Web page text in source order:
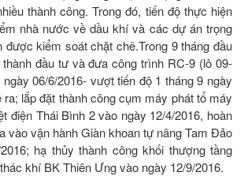
thành công. Trong đó, tiến độ thực hiện
nhà nước về dầu khí và các dự án trọng
được kiểm soát chặt chẽ.Trong 9 tháng đầu
đầu tư và đưa công trình RC-9 (lô 09-
06/6/2016- vượt tiến độ 1 tháng 9 ngày
lắp đặt thành công cụm máy phát tổ máy
điện Thái Bình 2 vào ngày 12/4/2016, hoàn
vào vận hành Giàn khoan tự nâng Tam Đảo
hạ thủy thành công khối thượng tầng
khí BK Thiên Ưng vào ngày 12/9/2016.